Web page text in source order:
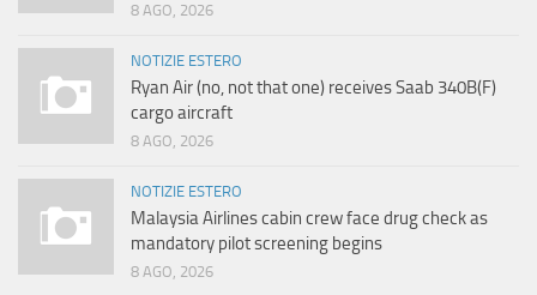
8 AGO, 2026
NOTIZIE ESTERO
Ryan Air (no, not that one) receives Saab 340B(F)
cargo aircraft
8 AGO, 2026
NOTIZIE ESTERO
Malaysia Airlines cabin crew face drug check as
mandatory pilot screening begins
8 AGO, 2026